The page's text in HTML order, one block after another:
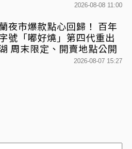
2026-08-08 11:00
夜市爆款點心回歸！ 百年
號「嘟好燒」第四代重出
周末限定、開賣地點公開
2026-08-07 15:27